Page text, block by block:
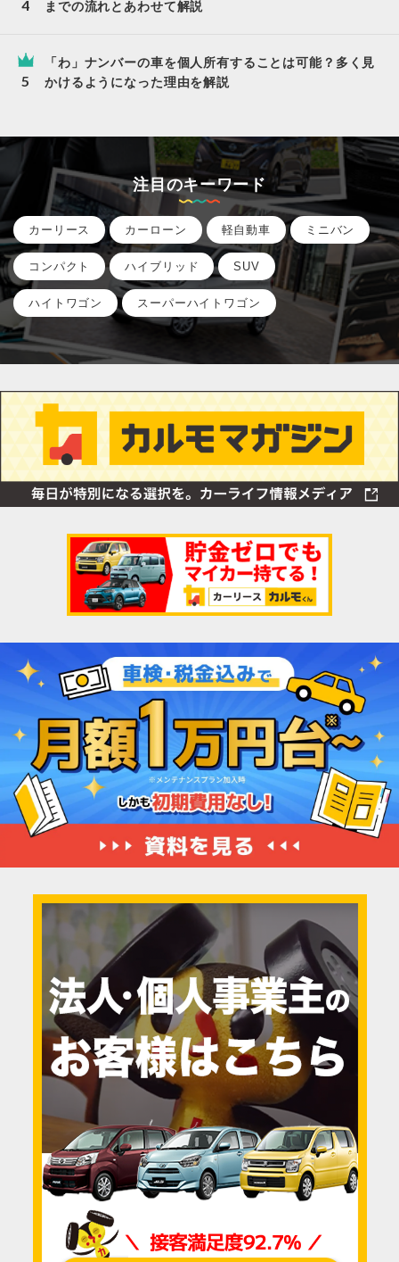
までの流れとあわせて解説
「わ」ナンバーの車を個人所有することは可能？多く見
かけるようになった理由を解説
注目のキーワード
カーリース カーローン 軽自動車 ミニバン
コンパクト ハイブリッド SUV
ハイトワゴン スーパーハイトワゴン